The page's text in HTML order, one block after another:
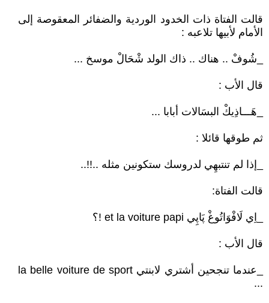
قالت الفتاة ذات الخدود الوردية والضفائر المعقوصة إلى
الأمام لأبيها تلاعبه :
_شُوفْ .. هناك .. ذاك الولد شْحَالْ موسخ ...
قال الأب :
_هَـــاذِيكْ البسَالات أبابا ...
ثم طوقها قائلا :
_إذا لم تنتبهِي لدروسك ستكونين مثله ..!!..
قالت الفتاة:
_اِي لَافْوَاتُوغْ پَاپِي et la voiture papi !؟
قال الأب :
_عندما تنجحين أشتري لابنتي la belle voiture de sport
...